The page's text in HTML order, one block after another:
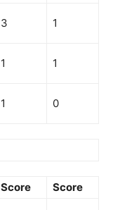
3 1
1 1
1 0
Score
Score